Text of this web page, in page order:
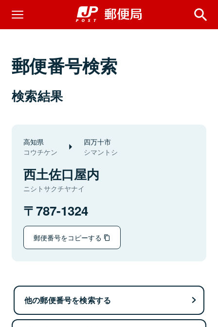
郵便番号検索
検索結果
高知県
コウチケン
四万十市
シマントシ
西土佐口屋内
ニシトサクチヤナイ
787-1324
郵便番号をコピーする
他の郵便番号を検索する